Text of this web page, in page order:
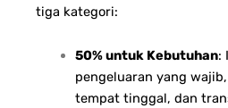
tiga kategori:
50% untuk Kebutuhan:
pengeluaran yang
tempat tinggal, dan